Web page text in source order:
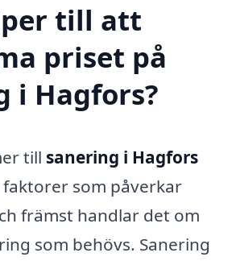
till att
priset på
i Hagfors?
till sanering i Hagfors
som påverkar
främst handlar det om
som behövs. Sanering